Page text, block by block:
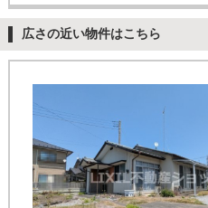
広さの近い物件はこちら